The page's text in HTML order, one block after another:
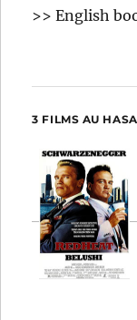
>> English
3 FILMS AU